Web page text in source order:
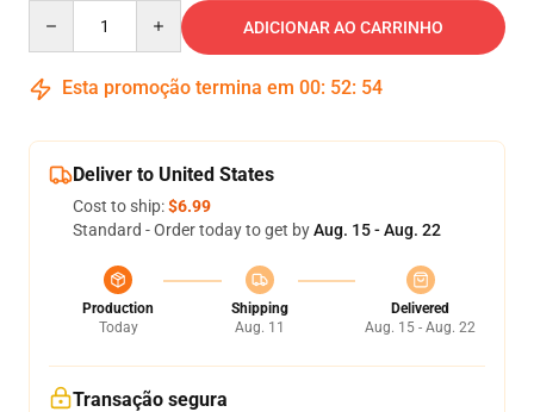
ADICIONAR AO CARRINHO
Esta promoção termina em 00: 52: 53
Deliver to United States
Cost to ship:$6.99
Standard - Order today to get byAug. 15 - Aug. 22
Production
Today
Shipping
Aug. 11
Delivered
Aug. 15 - Aug. 22
Transação segura